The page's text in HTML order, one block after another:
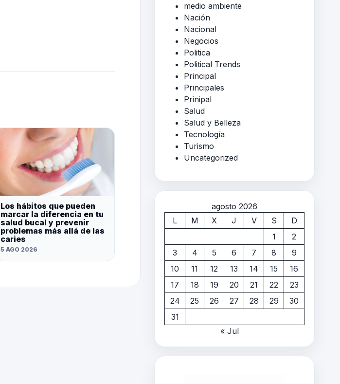
Los hábitos que pueden
marcar la diferencia en tu
salud bucal y prevenir
problemas más allá de las
caries
5 AGO 2026
medio ambiente
Nación
Nacional
Negocios
Politica
Political Trends
Principal
Principales
Prinipal
Salud
Salud y Belleza
Tecnología
Turismo
Uncategorized
agosto 2026
L
M X J V S
D
1
2
3
4 5 6 7 8
9
10
11 12 13 14 15
16
17
18 19 20 21 22
23
24
25 26 27 28 29
30
31
« Jul